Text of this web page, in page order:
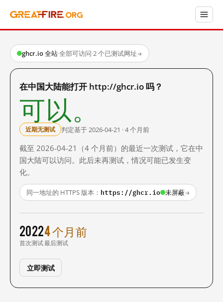
ghcr.io 全站·全部可访问·2 个已测试网址→
在中国大陆能打开 http://ghcr.io 吗？
可以。
近期无测试 判定基于 2026-04-21 · 4 个月前
截至 2026-04-21（4 个月前）的最近一次测试，它在中
国大陆可以访问。此后未再测试，情况可能已发生变
化。
同一地址的 HTTPS 版本： https://ghcr.io 未屏蔽→
2022
首次测试
4 个月前
最后测试
立即测试